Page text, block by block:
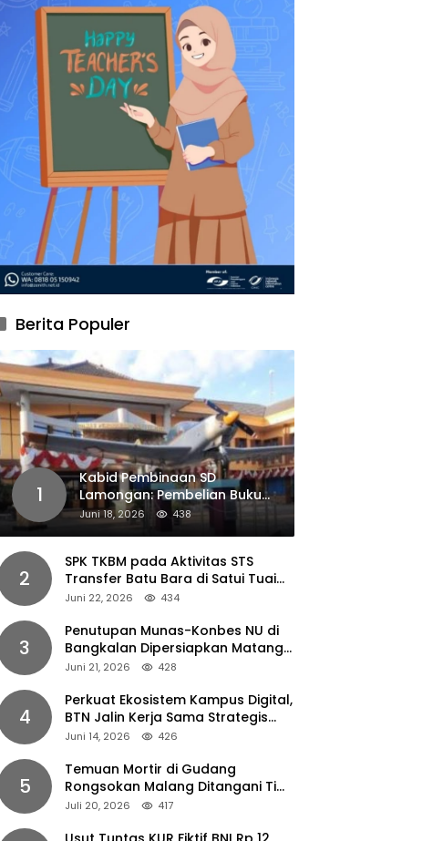
Berita Populer
1
Kabid Pembinaan SD
Lamongan: Pembelian Buku
Pendamping Tidak Boleh
Dipaksakan
Juni 18, 2026 438
2
SPK TKBM pada Aktivitas STS
Transfer Batu Bara di Satui Tuai
Sorotan
Juni 22, 2026 434
3
Penutupan Munas-Konbes NU di
Bangkalan Dipersiapkan Matang,
Gus Ipul Turun Tangan
Juni 21, 2026 428
4
Perkuat Ekosistem Kampus Digital,
BTN Jalin Kerja Sama Strategis
dengan UNAIR
Juni 14, 2026 426
5
Temuan Mortir di Gudang
Rongsokan Malang Ditangani Tim
Gegana Polda Jatim
Juli 20, 2026 417